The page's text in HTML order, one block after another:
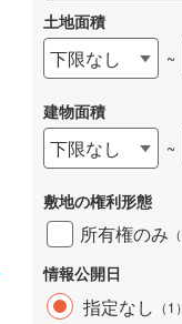
土地面積
下限なし ~
建物面積
下限なし ~
敷地の権利形態
所有権のみ （
情報公開日
指定なし （1 ）